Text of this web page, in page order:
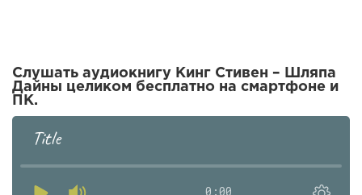
Слушать аудиокнигу Кинг Стивен – Шляпа
Дайны целиком бесплатно на смартфоне и
ПК.
Title
0:00